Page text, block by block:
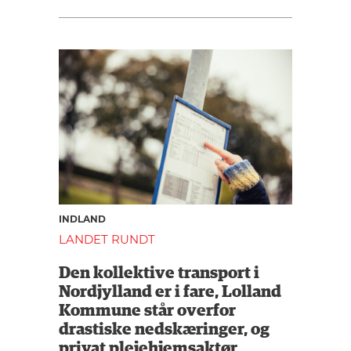
INDLAND
LANDET RUNDT
Den kollektive transport i
Nordjylland er i fare, Lolland
Kommune står overfor
drastiske nedskæringer, og